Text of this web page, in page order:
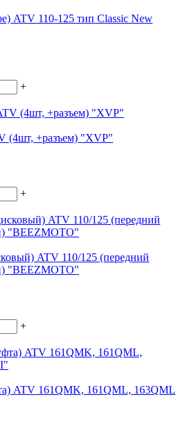
ATV 110-125 тип Classic New
+
(4шт, +разъем) "XVP"
+
ATV 110/125 (передний
"BEEZMOTO"
+
ATV 161QMK, 161QML, 163QML